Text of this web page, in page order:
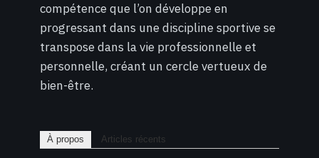
compétence que l’on développe en
progressant dans une discipline sportive se
transpose dans la vie professionnelle et
personnelle, créant un cercle vertueux de
bien-être.
À propos Articles récents